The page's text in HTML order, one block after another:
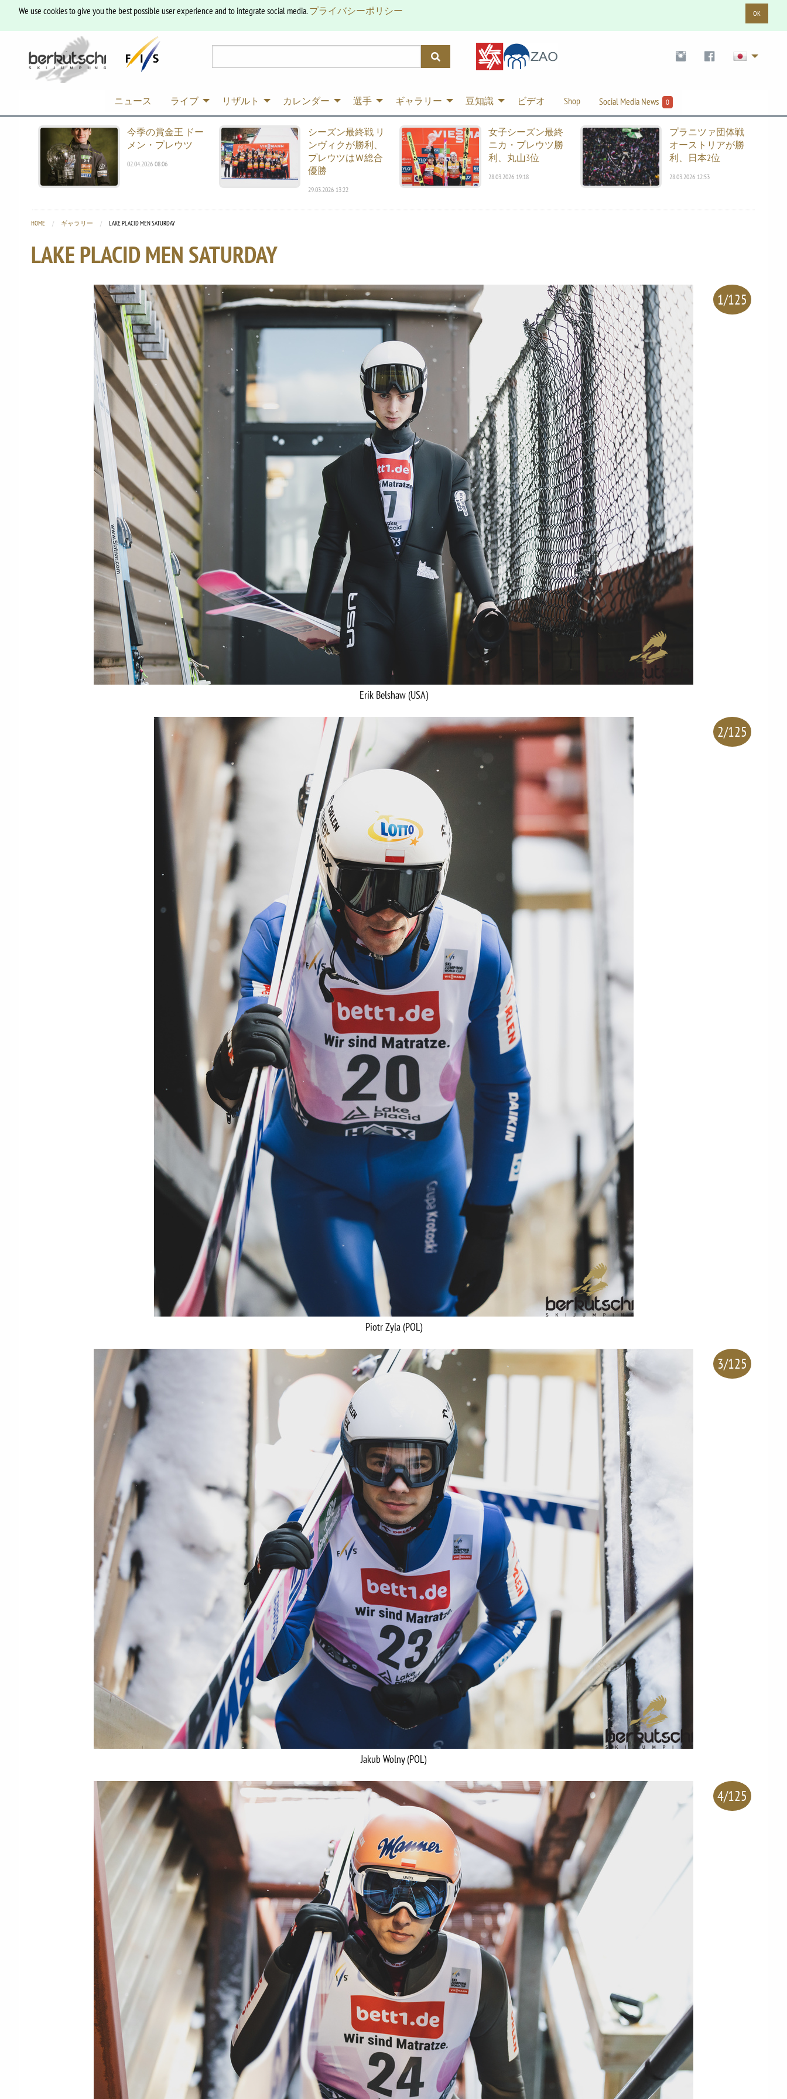
We use cookies to give you the best possible user experience and to integrate social media.プライバシーポリシー OK
ニュース ライブ リザルト カレンダー 選手 ギャラリー 豆知識 ビデオ Shop Social Media News 0
今季の賞金王 ドー
メン・プレウツ
02.04.2026 08:06
シーズン最終戦 リ
ンヴィクが勝利、
プレウツはＷ総合
優勝
29.03.2026 13:22
女子シーズン最終
ニカ・プレウツ勝
利、丸山3位
28.03.2026 19:18
プラニツァ団体戦
オーストリアが勝
利、日本2位
28.03.2026 12:53
HOME ギャラリー CURRENT:
LAKE PLACID MEN SATURDAY
LAKE PLACID MEN SATURDAY
1/125
Erik Belshaw (USA)
2/125
Piotr Zyla (POL)
3/125
Jakub Wolny (POL)
4/125